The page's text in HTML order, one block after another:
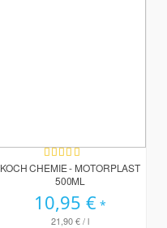
Bewertung:
96%
KOCH CHEMIE - MOTORPLAST
500ML
10,95 €
21,90 €/ l